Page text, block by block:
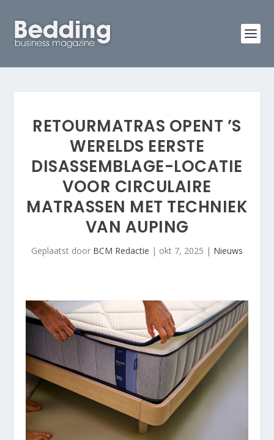
RETOURMATRAS OPENT ’S
WERELDS EERSTE
DISASSEMBLAGE-LOCATIE
VOOR CIRCULAIRE
MATRASSEN MET TECHNIEK
VAN AUPING
Geplaatst door BCM Redactie | okt 7, 2025 | Nieuws